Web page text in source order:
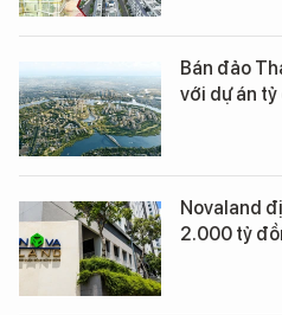
Bán đảo
với dự án tỷ
Novaland
2.000 tỷ